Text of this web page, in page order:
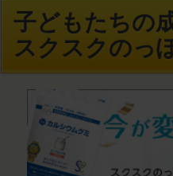
子どもたちの
スクスクのっ